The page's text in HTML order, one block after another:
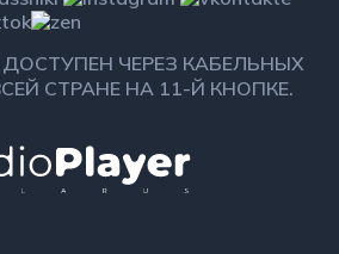
ЧЕРЕЗ КАБЕЛЬНЫХ
СТРАНЕ НА 11-Й КНОПКЕ.